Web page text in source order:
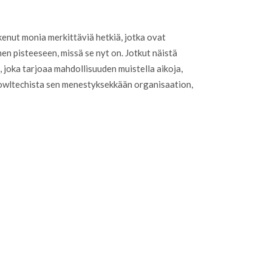
monia merkittäviä hetkiä, jotka ovat
pisteeseen, missä se nyt on. Jotkut näistä
tarjoaa mahdollisuuden muistella aikoja,
sen menestyksekkään organisaation,